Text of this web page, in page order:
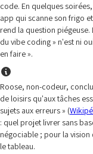
code. En quelques
app qui scanne son frigo
rend la question
du vibe coding » n'est ni
en faire ».
Roose, non-codeur,
de loisirs qu'aux tâches
sujets aux erreurs » (
: quel projet livrer sans
négociable ; pour la vision
le tableau.